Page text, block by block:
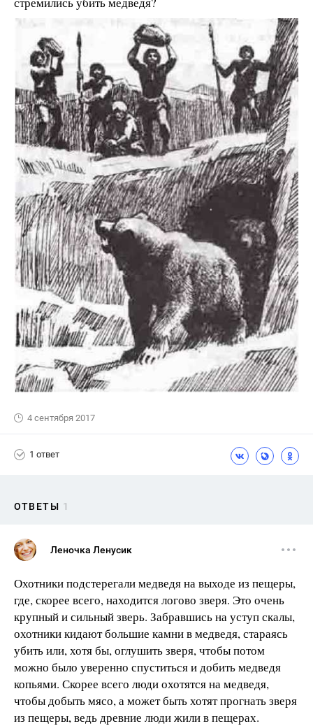
4 сентября 2017
1 ответ
ОТВЕТЫ 1
Леночка Ленусик
Охотники подстерегали медведя на выходе из пещеры,
где, скорее всего, находится логово зверя. Это очень
крупный и сильный зверь. Забравшись на уступ скалы,
охотники кидают большие камни в медведя, стараясь
убить или, хотя бы, оглушить зверя, чтобы потом
можно было уверенно спуститься и добить медведя
копьями. Скорее всего люди охотятся на медведя,
чтобы добыть мясо, а может быть хотят прогнать зверя
из пещеры, ведь древние люди жили в пещерах.